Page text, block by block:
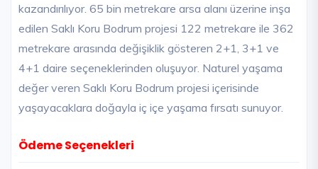
kazandırılıyor. 65 bin metrekare arsa alanı üzerine inşa
edilen Saklı Koru Bodrum projesi 122 metrekare ile 362
metrekare arasında değişiklik gösteren 2+1, 3+1 ve
4+1 daire seçeneklerinden oluşuyor. Naturel yaşama
değer veren Saklı Koru Bodrum projesi içerisinde
yaşayacaklara doğayla iç içe yaşama fırsatı sunuyor.
Ödeme Seçenekleri